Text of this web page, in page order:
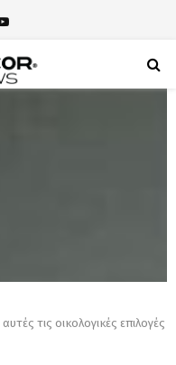
Youtube
τις οικολογικές επιλογές